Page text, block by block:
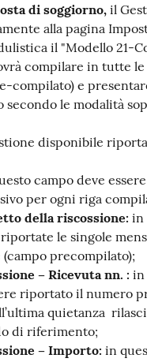
di soggiorno, il
alla pagina
il "Modello 21-
compilare in tutte
compilato) e
secondo le modalità
disponibile
campo deve
per ogni riga
della riscossione: in
le singole
precompilato);
– Ricevuta nn. : in
riportato il numero
quietanza
di riferimento;
– Importo: in